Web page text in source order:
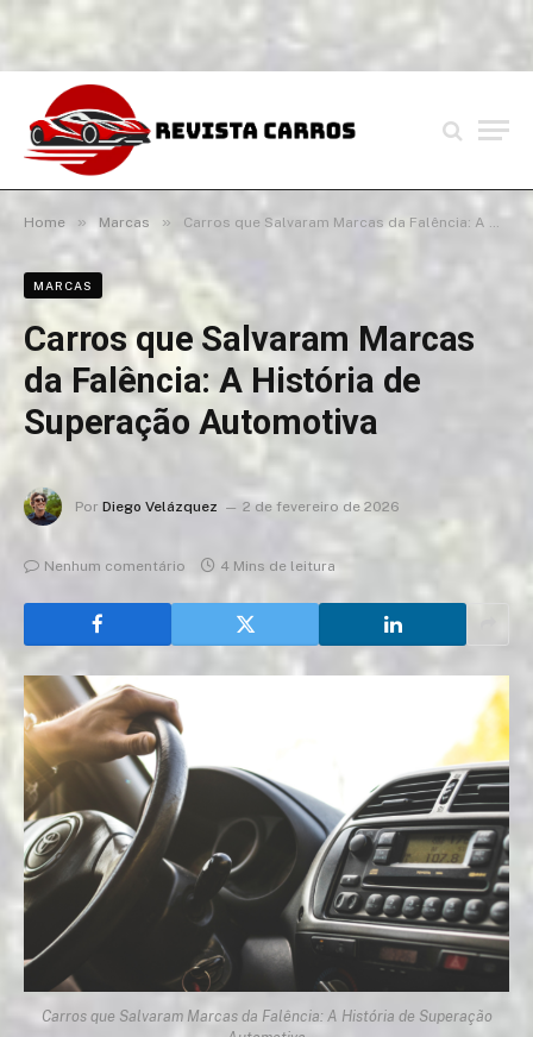
Home » Marcas » Carros que Salvaram Marcas da Falência: A História de Superação Automotiva
MARCAS
Carros que Salvaram Marcas
da Falência: A História de
Superação Automotiva
Por Diego Velázquez 2 de fevereiro de 2026
Nenhum comentário 4 Mins de leitura
Carros que Salvaram Marcas da Falência: A História de Superação